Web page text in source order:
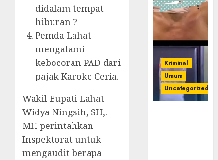
didalam tempat
hiburan ?
Pemda Lahat
mengalami
kebocoran PAD dari
pajak Karoke Ceria.
Wakil Bupati Lahat
Widya Ningsih, SH,.
MH perintahkan
Inspektorat untuk
mengaudit berapa
Kriminal
Umum
Uncategorized